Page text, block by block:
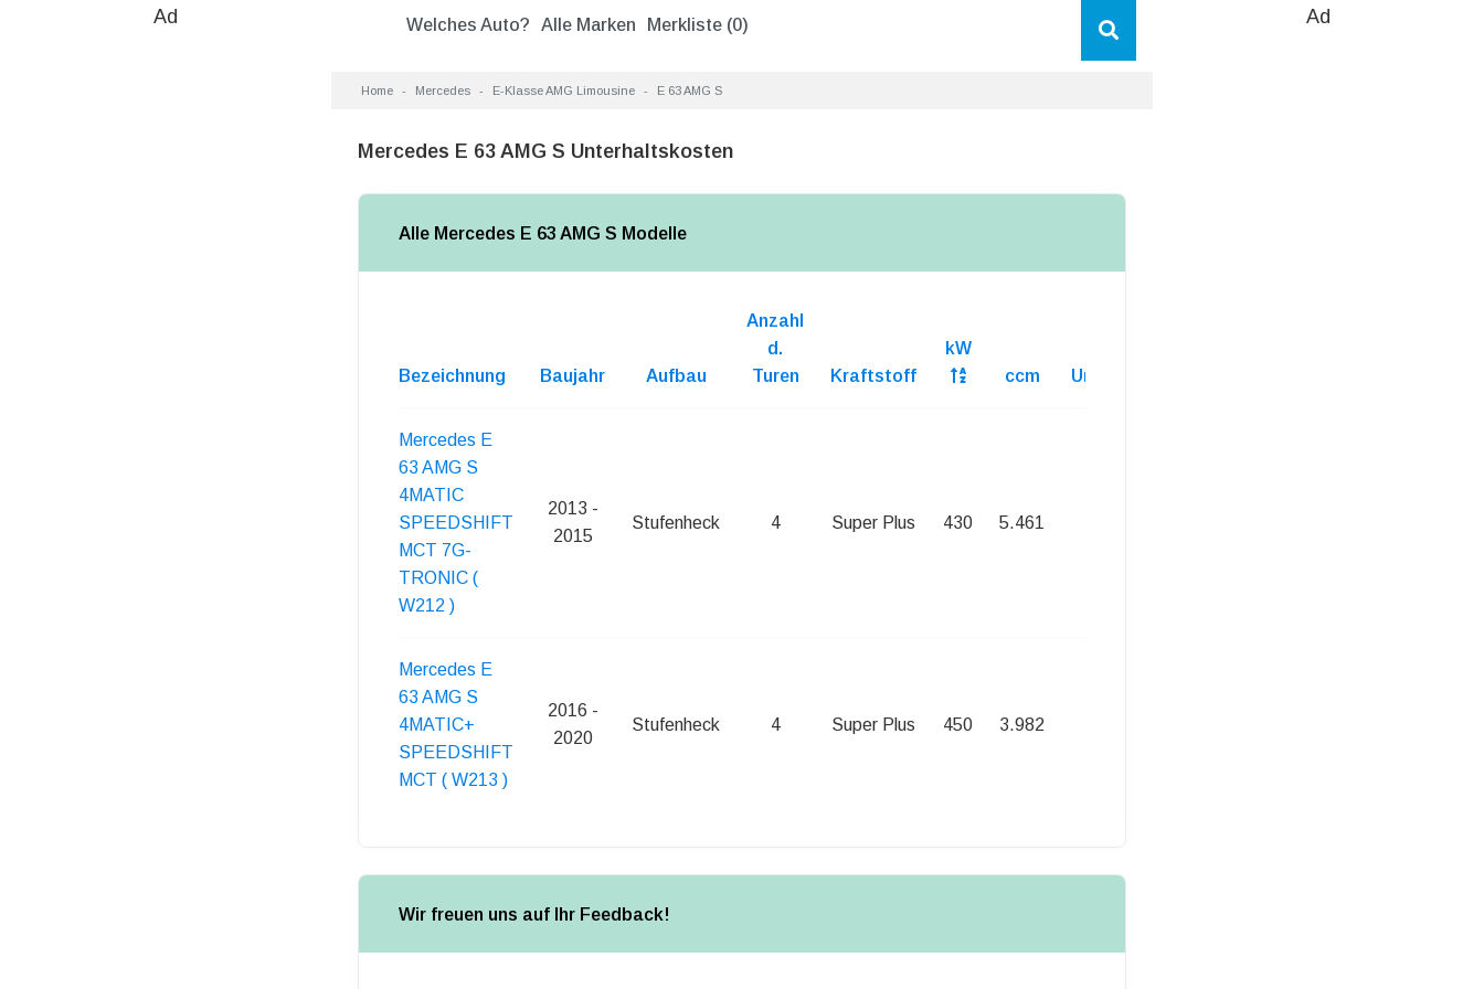
Welches Auto? Alle Marken Merkliste (0)
Ad Ad
Home Mercedes E-Klasse AMG Limousine E 63 AMG S
Mercedes E 63 AMG S Unterhaltskosten
Alle Mercedes E 63 AMG S Modelle
Bezeichnung Baujahr Aufbau
Anzahl
d.
Turen
Kraftstoff
kW
ccm
Unterhaltskosten
Mercedes E
63 AMG S
4MATIC
SPEEDSHIFT
MCT 7G-
TRONIC (
W212 )
2013 -
2015
Stufenheck 4 Super Plus 430 5.461
Mercedes E
63 AMG S
4MATIC+
SPEEDSHIFT
MCT ( W213 )
2016 -
2020
Stufenheck 4 Super Plus 450 3.982
Wir freuen uns auf Ihr Feedback!